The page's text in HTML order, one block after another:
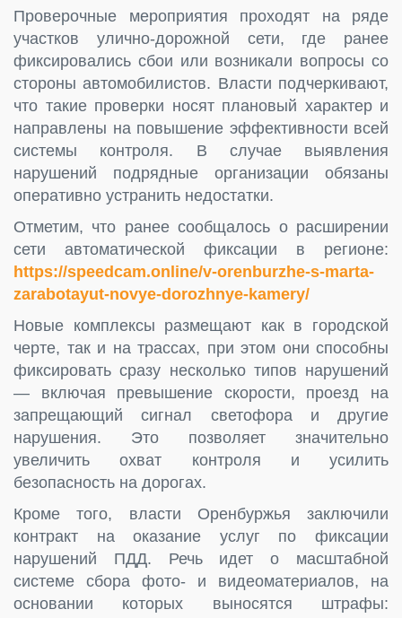
Проверочные мероприятия проходят на ряде
участков улично-дорожной сети, где ранее
фиксировались сбои или возникали вопросы со
стороны автомобилистов. Власти подчеркивают,
что такие проверки носят плановый характер и
направлены на повышение эффективности всей
системы контроля. В случае выявления
нарушений подрядные организации обязаны
оперативно устранить недостатки.
Отметим, что ранее сообщалось о расширении
сети автоматической фиксации в регионе:
https://speedcam.online/v-orenburzhe-s-marta-
zarabotayut-novye-dorozhnye-kamery/
Новые комплексы размещают как в городской
черте, так и на трассах, при этом они способны
фиксировать сразу несколько типов нарушений
— включая превышение скорости, проезд на
запрещающий сигнал светофора и другие
нарушения. Это позволяет значительно
увеличить охват контроля и усилить
безопасность на дорогах.
Кроме того, власти Оренбуржья заключили
контракт на оказание услуг по фиксации
нарушений ПДД. Речь идет о масштабной
системе сбора фото- и видеоматериалов, на
основании которых выносятся штрафы: